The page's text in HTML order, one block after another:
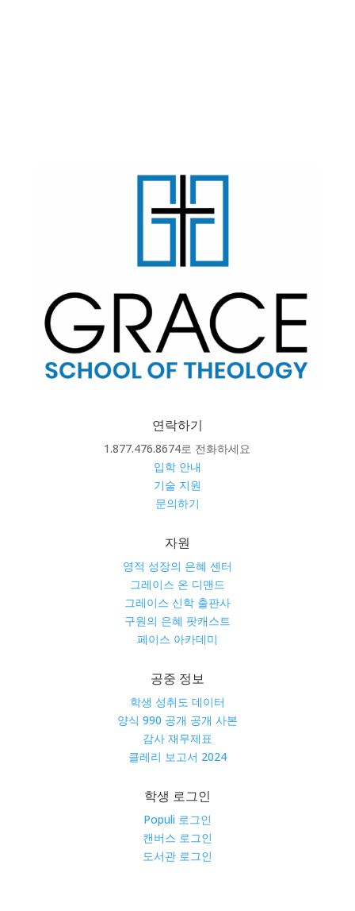
연락하기
1.877.476.8674로 전화하세요
입학 안내
기술 지원
문의하기
자원
영적 성장의 은혜 센터
그레이스 온 디맨드
그레이스 신학 출판사
구원의 은혜 팟캐스트
페이스 아카데미
공중 정보
학생 성취도 데이터
양식 990 공개 공개 사본
감사 재무제표
클레리 보고서 2024
학생 로그인
Populi 로그인
캔버스 로그인
도서관 로그인